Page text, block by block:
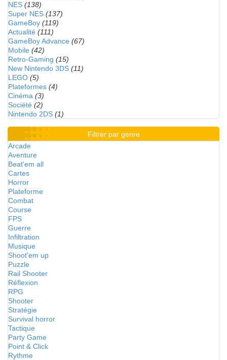
NES (138)
Super NES (137)
GameBoy (119)
Actualité (111)
GameBoy Advance (67)
Mobile (42)
Retro-Gaming (15)
New Nintendo 3DS (11)
LEGO (5)
Plateformes (4)
Cinéma (3)
Société (2)
Nintendo 2DS (1)
Filtrer par genre
Arcade
Aventure
Beat'em all
Cartes
Horror
Plateforme
Combat
Course
FPS
Guerre
Infiltration
Musique
Shoot'em up
Puzzle
Rail Shooter
Réflexion
RPG
Shooter
Stratégie
Survival horror
Tactique
Party Game
Point & Click
Rythme